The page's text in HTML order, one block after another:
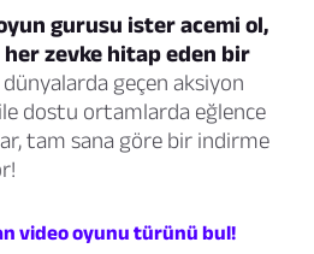
gurusu ister acemi ol,
zevke hitap eden bir
geçen aksiyon
dostu ortamlarda eğlence
tam sana göre bir indirme
video oyunu türünü bul!